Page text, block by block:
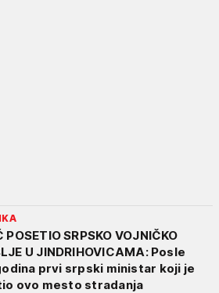
POSETIO SRPSKO VOJNIČKO
U JINDRIHOVICAMA: Posle
prvi srpski ministar koji je
ovo mesto stradanja